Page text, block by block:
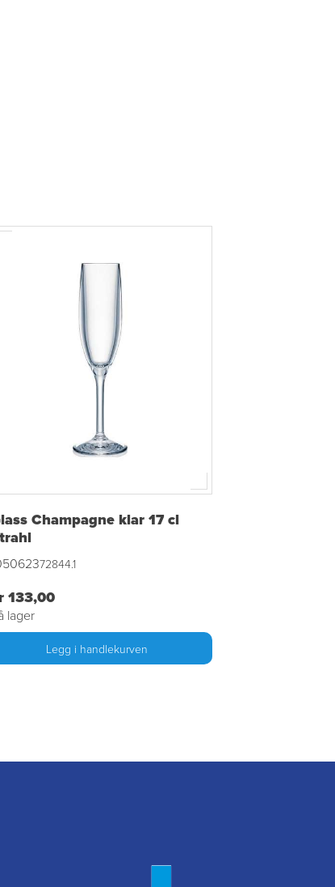
Champagne klar 17 cl
72844.1
133,00
lager
Legg i handlekurven